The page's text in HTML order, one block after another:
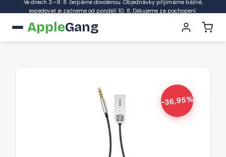
Ve dnech 3.–9. 8. čerpáme dovolenou. Objednávky přijímáme běžně,
expedovat je začneme od pondělí 10. 8. Děkujeme za pochopení.
AppleGang
-36,95%